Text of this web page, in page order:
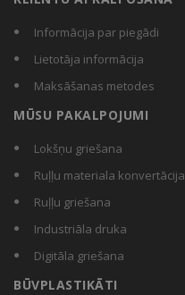
Informācija par piegādi
Lietotāja informācija
Maksāšanas metodes
MŪSU PAKALPOJUMI
Lokšņu griešana
Ruļļu materiala konvertācija
Ruļļu griešana
Industriāla druka
Digitāla griešana
BŪVPLASTIKĀTI